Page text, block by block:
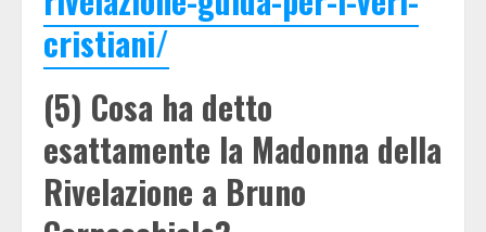
cristiani/
(5) Cosa ha detto
esattamente la Madonna della
Rivelazione a Bruno